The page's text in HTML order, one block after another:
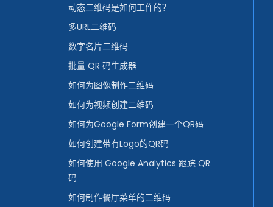
动态二维码是如何工作的？
多URL二维码
数字名片二维码
批量 QR 码生成器
如何为图像制作二维码
如何为视频创建二维码
如何为Google Form创建一个QR码
如何创建带有Logo的QR码
如何使用 Google Analytics 跟踪 QR
码
如何制作餐厅菜单的二维码